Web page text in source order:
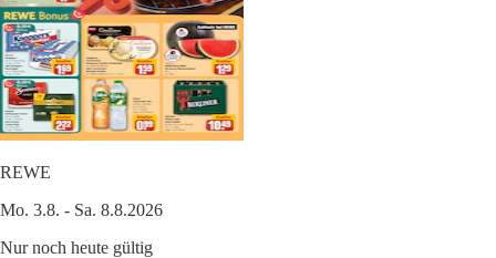
REWE
Mo. 3.8. - Sa. 8.8.2026
Nur noch heute gültig